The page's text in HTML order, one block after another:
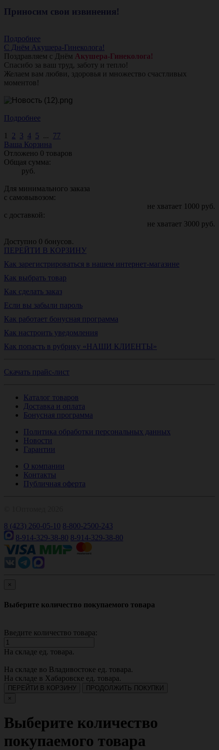
Приносим свои извинения!
Подробнее
С Днём Акушера-Гинеколога!
Поздравляем с Днём Акушера-Гинеколога!
Спасибо за ваш труд, заботу и тепло!
Желаем вам любви, здоровья и множество счастливых
моментов!
Подробнее
1 2 3 4 5 ... 77
Ваша Корзина
Отложено 0 товаров
Общая сумма:
руб.
Для минимального заказа
с самовывозом:
не хватает 1000 руб.
с доставкой:
не хватает 3000 руб.
Доступно 0 бонусов.
ПЕРЕЙТИ В КОРЗИНУ
Как зарегистрироваться в нашем интернет-магазине
Как выбрать товар
Как сделать заказ
Если вы забыли пароль
Как работает бонусная программа
Как настроить уведомления
Как попасть в рубрику «НАШИ КЛИЕНТЫ»
Скачать прайс-лист
Каталог товаров
Доставка и оплата
Бонусная программа
Политика обработки персональных данных
Новости
Гарантии
О компании
Контакты
Публичная оферта
8 (423) 260-05-10 8-800-2500-243
8-914-329-38-80 8-914-329-38-80
×
Выберите количество покупаемого товара
Введите количество товара:
На складе ед. товара.
На складе во Владивостоке ед. товара.
На складе в Хабаровске ед. товара.
ПЕРЕЙТИ В КОРЗИНУ
ПРОДОЛЖИТЬ ПОКУПКИ
×
Выберите количество
покупаемого товара